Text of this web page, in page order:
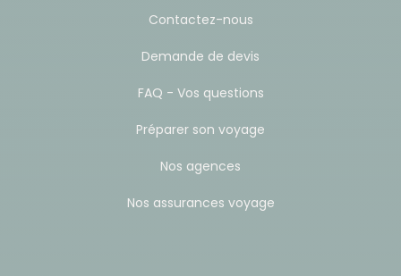
change. Vous pouvez aussi vous munir de dollars
partir si vous ne voulez pas tout changer dès le
début du voyage.
En revanche, les cartes bancaires sont très peu
utilisées et uniquement à Addis-Abeba.
Contactez-nous
Demande de devis
FAQ - Vos questions
Préparer son voyage
Nos agences
Nos assurances voyage